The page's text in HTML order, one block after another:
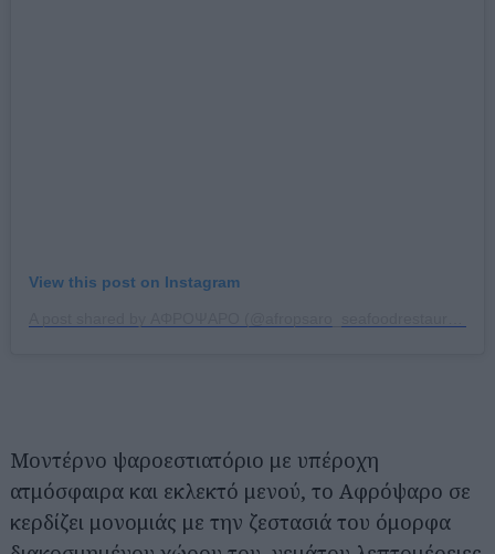
View this post on Instagram
Μοντέρνο ψαροεστιατόριο με υπέροχη
ατμόσφαιρα και εκλεκτό μενού, το Αφρόψαρο σε
κερδίζει μονομιάς με την ζεστασιά του όμορφα